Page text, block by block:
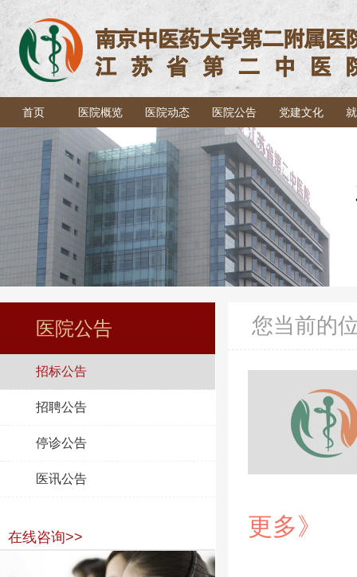
首页 医院概览 医院动态 医院公告 党建文化
医院公告
招标公告
招聘公告
停诊公告
医讯公告
在线咨询>>
您当前的
更多》